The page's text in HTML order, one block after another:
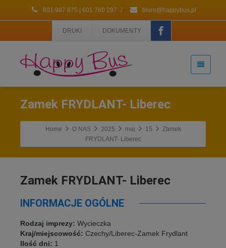
601 987 675 | 601 760 297 / biuro@happybus.pl
DRUKI DOKUMENTY
Zamek FRYDLANT- Liberec
Home O NAS 2025 maj 15
Zamek
FRYDLANT- Liberec
Zamek FRYDLANT- Liberec
INFORMACJE OGÓLNE
Rodzaj imprezy: Wycieczka
Kraj/miejscowość: Czechy/Liberec-Zamek Frydlant
Ilość dni: 1